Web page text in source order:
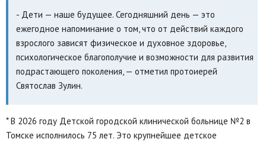
- Дети — наше будущее. Сегодняшний день — это
ежегодное напоминание о том, что от действий каждого
взрослого зависят физическое и духовное здоровье,
психологическое благополучие и возможности для развития
подрастающего поколения, — отметил протоиерей
Святослав Зулин.
* В 2026 году Детской городской клинической больнице №2 в
Томске исполнилось 75 лет. Это крупнейшее детское